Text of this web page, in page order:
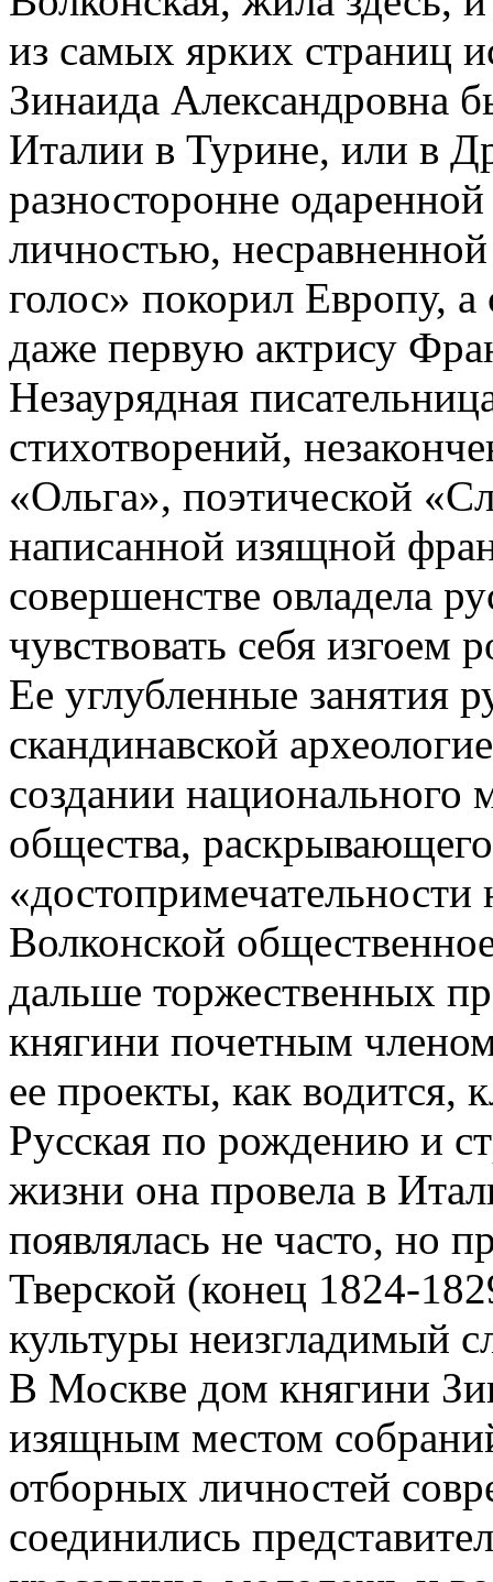
из самых ярких страниц
Зинаида Александровна
Италии в Турине, или в
разносторонне
личностью,
голос» покорил Европу, а
даже первую актрису
Незаурядная
стихотворений,
«Ольга», поэтической
написанной изящной
совершенстве овладела
чувствовать себя изгоем
Ее углубленные занятия
скандинавской
создании национального
общества,
«достопримечательности
Волконской
дальше торжественных
княгини почетным
ее проекты, как водится,
Русская по рождению и
жизни она провела в
появлялась не часто, но
Тверской (конец 1824-
культуры неизгладимый
В Москве дом княгини
изящным местом
отборных личностей
соединились